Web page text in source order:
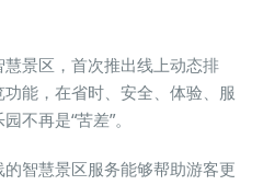
景区，首次推出线上动态排
能，在省时、安全、体验、服
不再是“苦差”。
智慧景区服务能够帮助游客更